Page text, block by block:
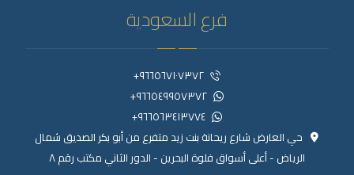
فرع السعودية
٩٦٦٥٦٧١٠٧٣٧٢+
٩٦٦٥٤٩٩٥٧٣٧٢+
٩٦٦٥٦٣٤١٣٧٧٤+
حي العارض شارع ريحانة بنت زيد متفرع من أبو بكر الصديق شمال
الرياض - أعلى أسواق فلوة البحرين - الدور الثاني مكتب رقم ٨